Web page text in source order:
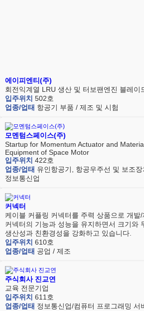
에이피엔티(주)
회전익계열 LRU 생산 및 터보팬엔진 블레이
입주위치 502호
업종/업태 항공기 부품 / 제조 및 시험
모멘텀스페이스(주)
Startup for Momentum Actuator and
Equipment of Space Motor
입주위치 422호
업종/업태 유인항공기, 항공우주선 및 보조
정보통신업
커넥터
케이블 커플링 커넥터를 주력 상품으로 개발
커넥터의 기능과 성능을 유지하면서 크기와
생산성과 친환경성을 강화하고 있습니다.
입주위치 610호
업종/업태 공업 / 제조
주식회사 진교연
교육 전문기업
입주위치 611호
업종/업태 정보통신업/컴퓨터 프로그래밍 서